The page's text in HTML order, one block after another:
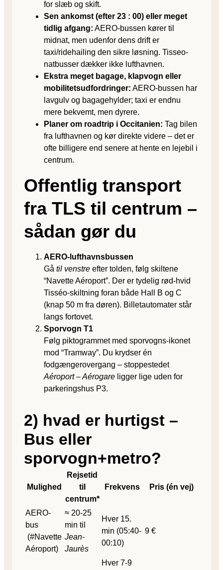
for slæb og skift.
Sen ankomst (efter 23 : 00) eller meget
tidlig afgang: AERO-bussen kører til
midnat, men udenfor dens drift er
taxi/ridehailing den sikre løsning. Tisseo-
natbusser dækker ikke lufthavnen.
Ekstra meget bagage, klapvogn eller
mobilitets­udfordringer: AERO-bussen har
lavgulv og bagagehylder; taxi er endnu
mere bekvemt, men dyrere.
Planer om roadtrip i Occitanien: Tag bilen
fra lufthavnen og kør direkte videre – det er
ofte billigere end senere at hente en lejebil i
centrum.
Offentlig transport
fra TLS til centrum –
sådan gør du
AERO-lufthavnsbussen
Gå til venstre efter tolden, følg skiltene
“Navette Aéroport”. Der er tydelig rød-hvid
Tisséo-skiltning foran både Hall B og C
(knap 50 m fra døren). Billetautomater står
langs fortovet.
Sporvogn T1
Følg piktogrammet med sporvogns-ikonet
mod “Tramway”. Du krydser én
fodgængerovergang – stoppestedet
Aéroport – Aérogare ligger lige uden for
parkeringshus P3.
2) hvad er hurtigst –
Bus eller
sporvogn+metro?
Mulighed
Rejsetid
til
centrum*
Frekvens Pris (én vej)
AERO-
bus
(#Navette
Aéroport)
≈ 20-25
min til
Jean-
Jaurès
Hver 15.
min (05:40-
00:10)
9 €
Hver 7-9